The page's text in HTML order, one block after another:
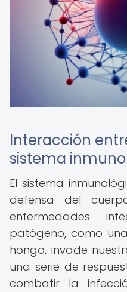
Interacción
sistema
El sistema
defensa del
enfermedades
patógeno, como
hongo, invade
una serie de
combatir la